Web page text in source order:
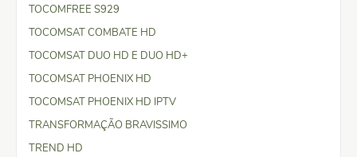
TOCOMFREE S929
TOCOMSAT COMBATE HD
TOCOMSAT DUO HD E DUO HD+
TOCOMSAT PHOENIX HD
TOCOMSAT PHOENIX HD IPTV
TRANSFORMAÇÃO BRAVISSIMO
TREND HD